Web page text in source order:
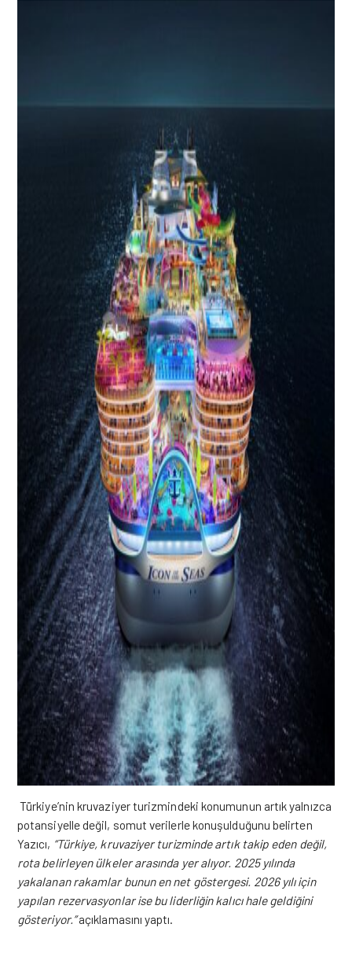
Türkiye’nin kruvaziyer turizmindeki konumunun artık yalnızca
potansiyelle değil, somut verilerle konuşulduğunu belirten
Yazıcı, “Türkiye, kruvaziyer turizminde artık takip eden değil,
rota belirleyen ülkeler arasında yer alıyor. 2025 yılında
yakalanan rakamlar bunun en net göstergesi. 2026 yılı için
yapılan rezervasyonlar ise bu liderliğin kalıcıhalegeldiğini
gösteriyor.”açıklamasını yaptı.